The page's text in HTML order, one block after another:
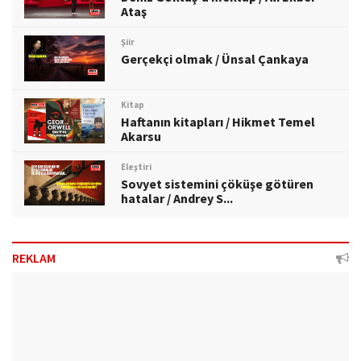
Ataş
Şiir
Gerçekçi olmak / Ünsal Çankaya
Kitap
Haftanın kitapları / Hikmet Temel
Akarsu
Eleştiri
Sovyet sistemini çöküşe götüren
hatalar / Andrey S...
REKLAM